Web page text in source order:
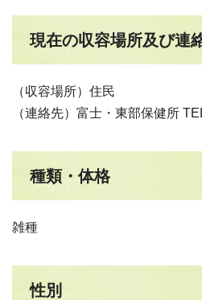
現在の収容場所及び連
（収容場所）住民
（連絡先）富士・東部保健所
種類・体格
雑種
性別